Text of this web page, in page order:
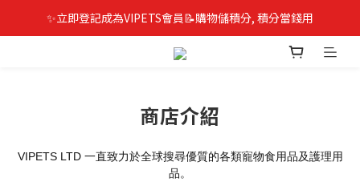
✨立即登記成為VIPETS會員📝購物儲積分, 積分當錢用
商店介紹
VIPETS LTD 一直致力於全球搜尋優質的各類寵物食用品及護理用
品。